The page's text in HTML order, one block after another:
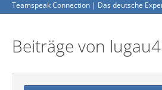
Teamspeak Connection | Das deutsche
Beiträge von